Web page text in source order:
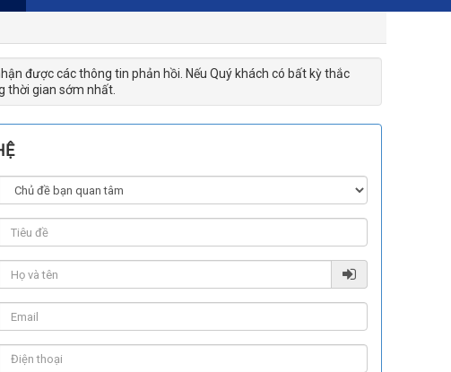
được các thông tin phản hồi. Nếu Quý khách có bất kỳ thắc
thời gian sớm nhất.